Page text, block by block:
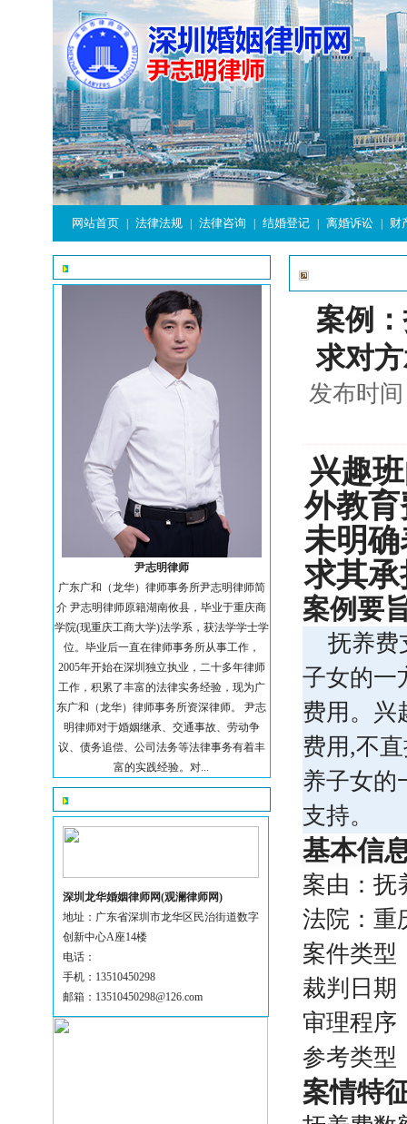
网站首页 法律法规 法律咨询 结婚登记 离婚诉讼 财
尹志明律师
广东广和（龙华）律师事务所尹志明律师简
介 尹志明律师原籍湖南攸县，毕业于重庆商
学院(现重庆工商大学)法学系，获法学学士学
位。毕业后一直在律师事务所从事工作，
2005年开始在深圳独立执业，二十多年律师
工作，积累了丰富的法律实务经验，现为广
东广和（龙华）律师事务所资深律师。 尹志
明律师对于婚姻继承、交通事故、劳动争
议、债务追偿、公司法务等法律事务有着丰
富的实践经验。对...
深圳龙华婚姻律师网(观澜律师网)
地址：广东省深圳市龙华区民治街道数字
创新中心A座14楼
电话：
手机：13510450298
邮箱：13510450298@126.com
案例
求对
发布时
兴趣
外教
未明
求其
案例要
抚养费
子女的一
费用。兴
费用,不
养子女的
支持。
基本信
案由：抚
法院：重
案件类型
裁判日期
审理程序
参考类型
案情特